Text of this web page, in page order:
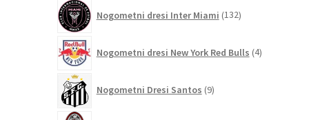
Nogometni dresi Inter Miami 132izdelkov
Nogometni dresi New York Red Bulls 4izdelki
Nogometni Dresi Santos 9izdelkov